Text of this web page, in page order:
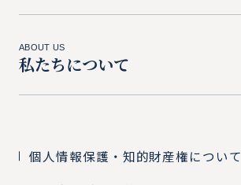
ABOUT US
私たちについて
個人情報保護・知的財産権について